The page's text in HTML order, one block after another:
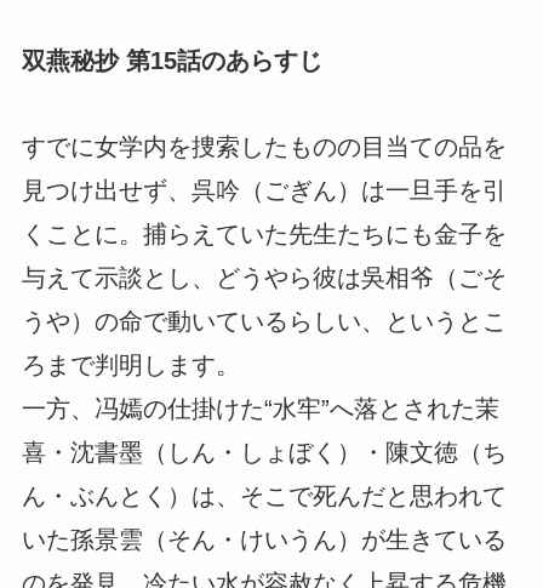
双燕秘抄 第15話のあらすじ
すでに女学内を捜索したものの目当ての品を
見つけ出せず、呉吟（ごぎん）は一旦手を引
くことに。捕らえていた先生たちにも金子を
与えて示談とし、どうやら彼は吳相爷（ごそ
うや）の命で動いているらしい、というとこ
ろまで判明します。
一方、冯嫣の仕掛けた“水牢”へ落とされた茉
喜・沈書墨（しん・しょぼく）・陳文徳（ち
ん・ぶんとく）は、そこで死んだと思われて
いた孫景雲（そん・けいうん）が生きている